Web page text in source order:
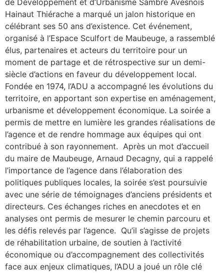
de Développement et d’Urbanisme Sambre Avesnois
Hainaut Thiérache a marqué un jalon historique en
célébrant ses 50 ans d’existence. Cet événement,
organisé à l’Espace Sculfort de Maubeuge, a rassemblé
élus, partenaires et acteurs du territoire pour un
moment de partage et de rétrospective sur un demi-
siècle d’actions en faveur du développement local.
Fondée en 1974, l’ADU a accompagné les évolutions du
territoire, en apportant son expertise en aménagement,
urbanisme et développement économique. La soirée a
permis de mettre en lumière les grandes réalisations de
l’agence et de rendre hommage aux équipes qui ont
contribué à son rayonnement. Après un mot d’accueil
du maire de Maubeuge, Arnaud Decagny, qui a rappelé
l’importance de l’agence dans l’élaboration des
politiques publiques locales, la soirée s’est poursuivie
avec une série de témoignages d’anciens présidents et
directeurs. Ces échanges riches en anecdotes et en
analyses ont permis de mesurer le chemin parcouru et
les défis relevés par l’agence. Qu’il s’agisse de projets
de réhabilitation urbaine, de soutien à l’activité
économique ou d’accompagnement des collectivités
face aux enjeux climatiques, l’ADU a joué un rôle clé